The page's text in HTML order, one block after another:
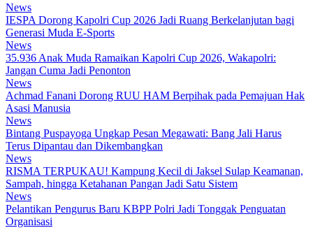
News
IESPA Dorong Kapolri Cup 2026 Jadi Ruang Berkelanjutan bagi
Generasi Muda E-Sports
News
35.936 Anak Muda Ramaikan Kapolri Cup 2026, Wakapolri:
Jangan Cuma Jadi Penonton
News
Achmad Fanani Dorong RUU HAM Berpihak pada Pemajuan Hak
Asasi Manusia
News
Bintang Puspayoga Ungkap Pesan Megawati: Bang Jali Harus
Terus Dipantau dan Dikembangkan
News
RISMA TERPUKAU! Kampung Kecil di Jaksel Sulap Keamanan,
Sampah, hingga Ketahanan Pangan Jadi Satu Sistem
News
Pelantikan Pengurus Baru KBPP Polri Jadi Tonggak Penguatan
Organisasi